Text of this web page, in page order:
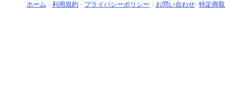
ホーム - 利用規約 - プライバシーポリシー - お問い合わせ- 特定商